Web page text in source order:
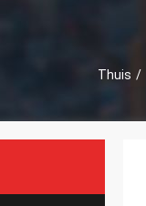
Thuis /